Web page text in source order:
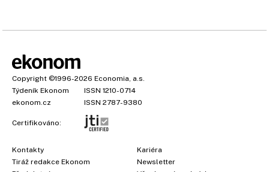
Copyright ©1996-2026 Economia, a.s.
Týdeník Ekonom
ISSN 1210-0714
ekonom.cz
ISSN 2787-9380
Certifikováno:
Kontakty
Tiráž redakce Ekonom
Kariéra
Newsletter